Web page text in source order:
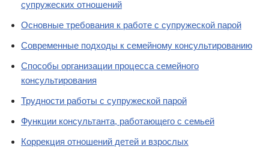
супружеских отношений
Основные требования к работе с супружеской парой
Современные подходы к семейному консультированию
Способы организации процесса семейного
консультирования
Трудности работы с супружеской парой
Функции консультанта, работающего с семьей
Коррекция отношений детей и взрослых